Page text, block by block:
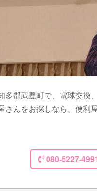
多郡武豊町で、電球交換
さんをお探しなら、便利
080-5227-4991